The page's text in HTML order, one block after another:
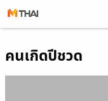
toคนเกิดปีชวด